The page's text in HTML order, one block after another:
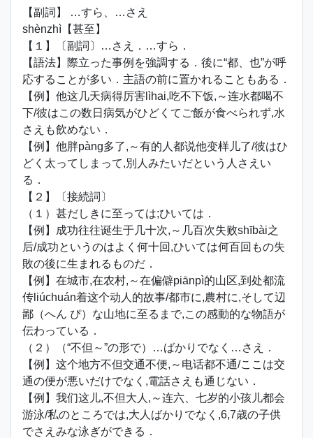
【副詞】 …すら、…さえ
shènzhì【甚至】
【１】〔副詞〕…さえ．…すら．
【語法】際立った事例を強調する．後に“都、也”が呼
応することが多い．主語の前に置かれることもある．
【例】他这几天病得厉害lìhai,吃不下饭,～连水都喝不
下/彼はこの数日病気がひどくてご飯が食べられず,水
さえも飲めない．
【例】他胖pàng多了,～有的人都说他变样儿了/彼はひ
どく太ってしまって,別人みたいだという人さえい
る．
【２】〔接続詞〕
（１）甚だしきに至っては;ひいては．
【例】成功往往诞生于几十次,～几百次失败shībài之
后/成功というのはよく何十回,ひいては何百回もの失
敗の後に生まれるものだ．
【例】在城市,在农村,～在偏僻piānpì的山区,到处都流
传liúchuán着这个动人的故事/都市に,農村に,そして辺
鄙（へん ぴ）な山地に至るまで,この感動的な物語が
伝わっている．
（２）（“不但～”の形で）…ばかりでなく…さえ．
【例】这个地方不但交通不便,～电话都不通/ここは交
通の便が悪いだけでなく,電話さえも通じない．
【例】我们这儿,不但大人,～连六、七岁的小孩儿都会
游泳/私のところでは,大人ばかりでなく,6,7歳の子供
でさえみな泳ぎができる．